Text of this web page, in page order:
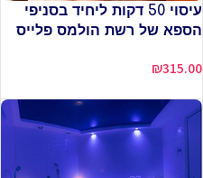
עיסוי 50 דקות ליחיד בסניפי
הספא של רשת הולמס פלייס
₪315.00